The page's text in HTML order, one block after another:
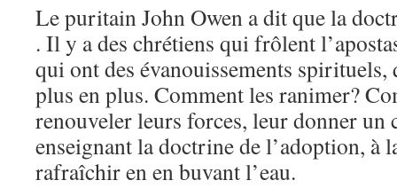
Le puritain John Owen a dit que la
. Il y a des chrétiens qui frôlent
qui ont des évanouissements spirituels,
plus en plus. Comment les ranimer?
renouveler leurs forces, leur donner un
enseignant la doctrine de l’adoption, à
rafraîchir en en buvant l’eau.